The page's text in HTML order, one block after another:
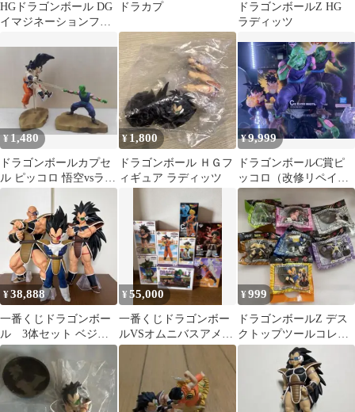
HGドラゴンボール DG
イマジネーションフィ
ドラカプ
ドラゴンボールZ HG
ラディッツ
¥ 1,480
ドラゴンボールカプセ
ル ピッコロ 悟空vsラデ
¥ 1,800
ドラゴンボール ＨＧフ
ィギュア ラディッツ
¥9,999
ドラゴンボールC賞ピ
ッコロ（改修リペイン
ト）＆B賞孫悟飯マス
ターライズ
¥38,888
一番くじドラゴンボー
ル 3体セット ベジー
タ ナッパ ラディッツ
¥55,000
一番くじドラゴンボー
ルVSオムニバスアメイ
ジング 未来への決闘
8体セット
¥999
ドラゴンボールZ デス
クトップツールコレク
ション 全7種セット